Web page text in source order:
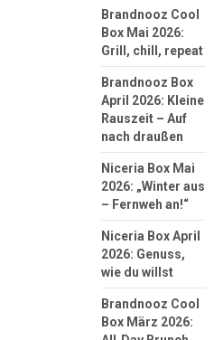
Brandnooz Cool
Box Mai 2026:
Grill, chill, repeat
Brandnooz Box
April 2026: Kleine
Rauszeit – Auf
nach draußen
Niceria Box Mai
2026: „Winter aus
– Fernweh an!“
Niceria Box April
2026: Genuss,
wie du willst
Brandnooz Cool
Box März 2026: